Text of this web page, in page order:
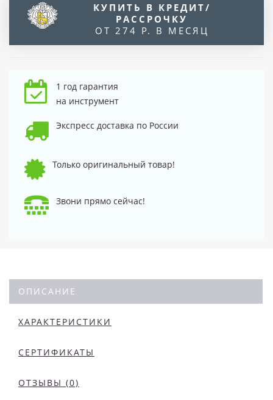
КУПИТЬ В КРЕДИТ/
РАССРОЧКУ
ОТ 274 Р. В МЕСЯЦ
1 год гарантия
на инструмент
Экспресс доставка по России
Только оригинальный товар!
Звони прямо сейчас!
ОПИСАНИЕ
ХАРАКТЕРИСТИКИ
СЕРТИФИКАТЫ
ОТЗЫВЫ (0)